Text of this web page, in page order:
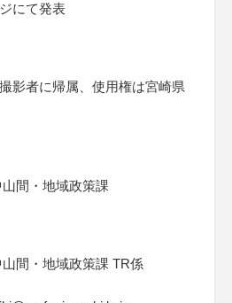
にて発表
影者に帰属、使用権は宮崎県
間・地域政策課
間・地域政策課 TR係